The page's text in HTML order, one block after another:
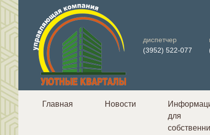
диспетчер
(3952) 522-077
Главная Новости
для